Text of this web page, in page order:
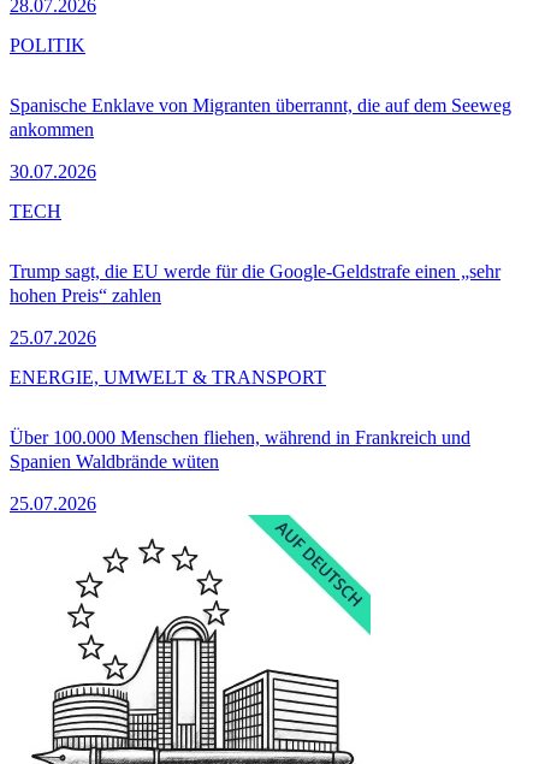
28.07.2026
Spanische Enklave von Migranten überrannt, die auf dem Seeweg
ankommen
30.07.2026
POLITIK
Trump sagt, die EU werde für die Google-Geldstrafe einen „sehr
hohen Preis“ zahlen
25.07.2026
TECH
Über 100.000 Menschen fliehen, während in Frankreich und
Spanien Waldbrände wüten
25.07.2026
ENERGIE, UMWELT & TRANSPORT